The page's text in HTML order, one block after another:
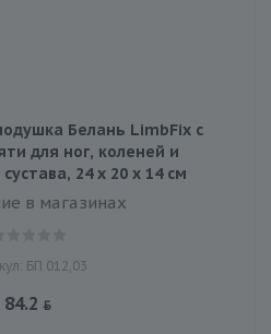
Белань LimbFix с
для ног, коленей и
24 x 20 x 14 см
в магазинах
БП 012,03
84.2